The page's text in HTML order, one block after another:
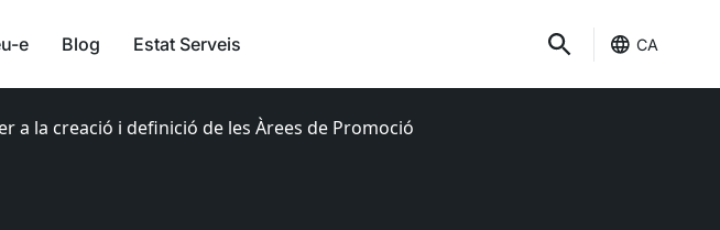
e Blog Estat Serveis CA
a la creació i definició de les Àrees de Promoció